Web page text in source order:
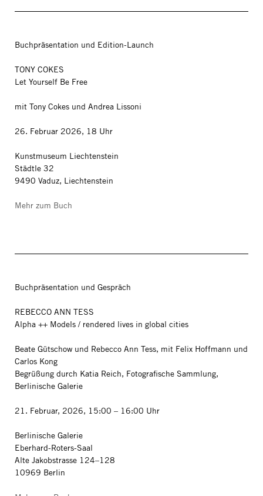
Buchpräsentation und Edition-Launch
TONY COKES
Let Yourself Be Free
mit Tony Cokes und Andrea Lissoni
26. Februar 2026, 18 Uhr
Kunstmuseum Liechtenstein
Städtle 32
9490 Vaduz, Liechtenstein
Mehr zum Buch
Buchpräsentation und Gespräch
REBECCO ANN TESS
Alpha ++ Models / rendered lives in global cities
Beate Gütschow und Rebecco Ann Tess, mit Felix Hoffmann und
Carlos Kong
Begrüßung durch Katia Reich, Fotografische Sammlung,
Berlinische Galerie
21. Februar, 2026, 15:00 – 16:00 Uhr
Berlinische Galerie
Eberhard-Roters-Saal
Alte Jakobstrasse 124–128
10969 Berlin